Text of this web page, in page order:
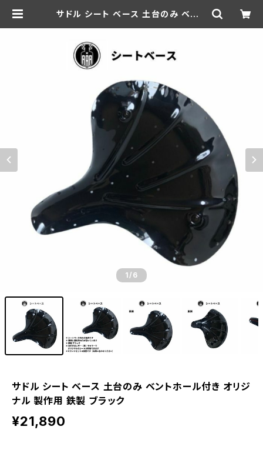
サドル シート ベース 土台のみ ベント
1/6
サドル シート ベース 土台のみ ベントホール付き オリジ
ナル 製作用 鉄製 ブラック
¥21,890